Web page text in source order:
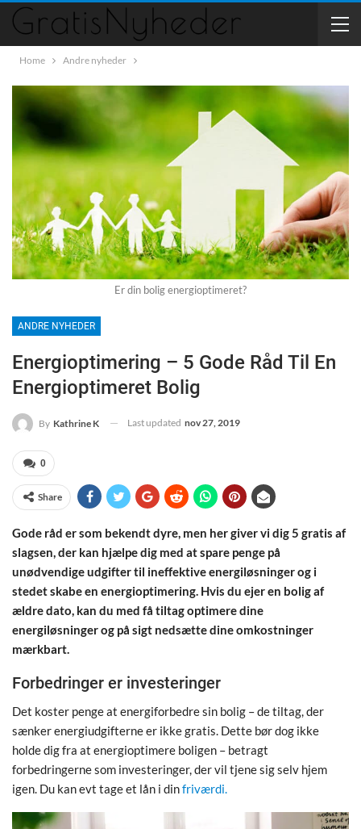
Home Andre nyheder
Er din bolig energioptimeret?
ANDRE NYHEDER
Energioptimering – 5 Gode Råd Til En
Energioptimeret Bolig
By Kathrine K Last updated nov 27, 2019
0
Share
Gode råd er som bekendt dyre, men her giver vi dig 5 gratis af
slagsen, der kan hjælpe dig med at spare penge på
unødvendige udgifter til ineffektive energiløsninger og i
stedet skabe en energioptimering. Hvis du ejer en bolig af
ældre dato, kan du med få tiltag optimere dine
energiløsninger og på sigt nedsætte dine omkostninger
mærkbart.
Forbedringer er investeringer
Det koster penge at energiforbedre sin bolig – de tiltag, der
sænker energiudgifterne er ikke gratis. Dette bør dog ikke
holde dig fra at energioptimere boligen – betragt
forbedringerne som investeringer, der vil tjene sig selv hjem
igen. Du kan evt tage et lån i dinfriværdi.